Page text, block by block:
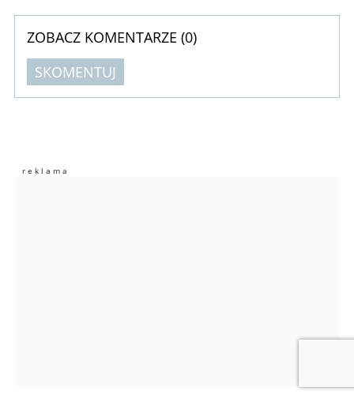
ZOBACZ KOMENTARZE (0)
SKOMENTUJ
Imię (Wymagane)